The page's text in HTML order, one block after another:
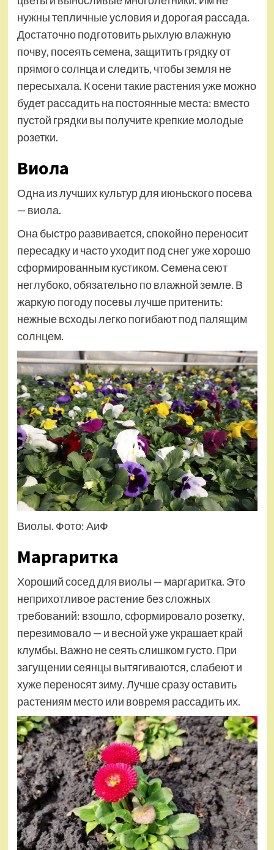
нужны тепличные условия и дорогая рассада.
Достаточно подготовить рыхлую влажную
почву, посеять семена, защитить грядку от
прямого солнца и следить, чтобы земля не
пересыхала. К осени такие растения уже можно
будет рассадить на постоянные места: вместо
пустой грядки вы получите крепкие молодые
розетки.
Виола
Одна из лучших культур для июньского посева
— виола.
Она быстро развивается, спокойно переносит
пересадку и часто уходит под снег уже хорошо
сформированным кустиком. Семена сеют
неглубоко, обязательно по влажной земле. В
жаркую погоду посевы лучше притенить:
нежные всходы легко погибают под палящим
солнцем.
Виолы. Фото: АиФ
Маргаритка
Хороший сосед для виолы — маргаритка. Это
неприхотливое растение без сложных
требований: взошло, сформировало розетку,
перезимовало — и весной уже украшает край
клумбы. Важно не сеять слишком густо. При
загущении сеянцы вытягиваются, слабеют и
хуже переносят зиму. Лучше сразу оставить
растениям место или вовремя рассадить их.